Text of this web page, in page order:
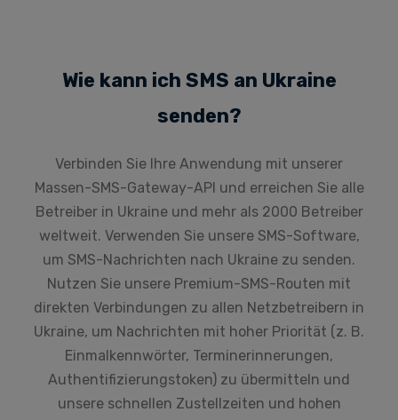
Wie kann ich SMS an Ukraine
senden?
Verbinden Sie Ihre Anwendung mit unserer
Massen-SMS-Gateway-API und erreichen Sie alle
Betreiber in Ukraine und mehr als 2000 Betreiber
weltweit. Verwenden Sie unsere SMS-Software,
um SMS-Nachrichten nach Ukraine zu senden.
Nutzen Sie unsere Premium-SMS-Routen mit
direkten Verbindungen zu allen Netzbetreibern in
Ukraine, um Nachrichten mit hoher Priorität (z. B.
Einmalkennwörter, Terminerinnerungen,
Authentifizierungstoken) zu übermitteln und
unsere schnellen Zustellzeiten und hohen